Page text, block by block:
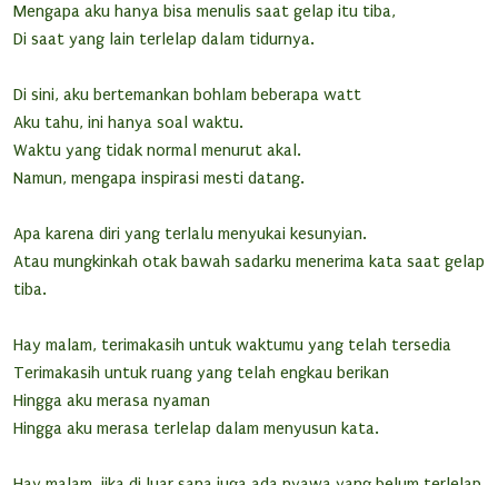
Mengapa aku hanya bisa menulis saat gelap itu tiba,
Di saat yang lain terlelap dalam tidurnya.
Di sini, aku bertemankan bohlam beberapa watt
Aku tahu, ini hanya soal waktu.
Waktu yang tidak normal menurut akal.
Namun, mengapa inspirasi mesti datang.
Apa karena diri yang terlalu menyukai kesunyian.
Atau mungkinkah otak bawah sadarku menerima kata saat gelap
tiba.
Hay malam, terimakasih untuk waktumu yang telah tersedia
Terimakasih untuk ruang yang telah engkau berikan
Hingga aku merasa nyaman
Hingga aku merasa terlelap dalam menyusun kata.